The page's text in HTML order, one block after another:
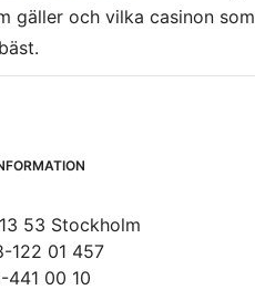
gäller och vilka casinon som
53 Stockholm
122 01 457
441 00 10